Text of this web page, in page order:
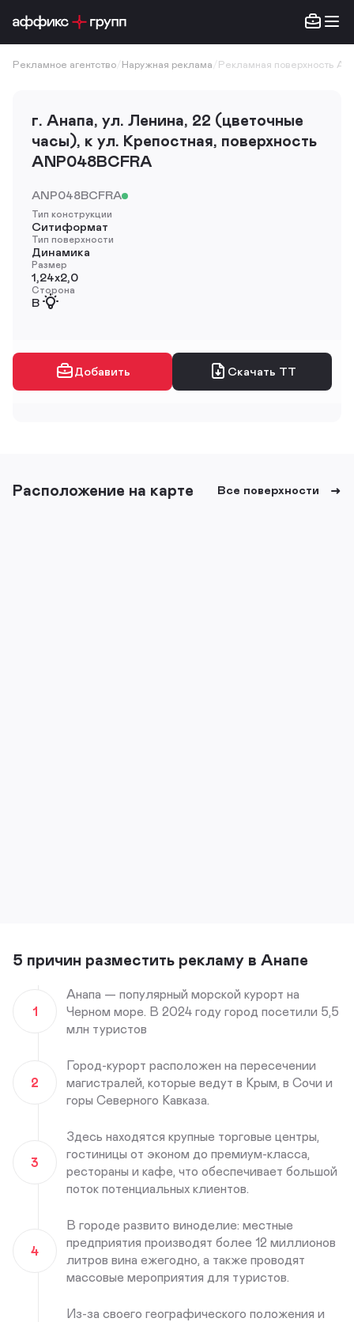
Рекламное агентство Наружная реклама Рекламная поверхность
г. Анапа, ул. Ленина, 22 (цветочные
часы), к ул. Крепостная, поверхность
ANP048BCFRA
ANP048BCFRA
Тип конструкции
Ситиформат
Тип поверхности
Динамика
Размер
1,24х2,0
Сторона
B
Добавить Скачать ТТ
Расположение на карте Все поверхности
5 причин разместить рекламу в Анапе
1
Анапа — популярный морской курорт на
Черном море. В 2024 году город посетили 5,5
млн туристов
2
Город-курорт расположен на пересечении
магистралей, которые ведут в Крым, в Сочи и
горы Северного Кавказа.
3
Здесь находятся крупные торговые центры,
гостиницы от эконом до премиум-класса,
рестораны и кафе, что обеспечивает большой
поток потенциальных клиентов.
4
В городе развито виноделие: местные
предприятия производят более 12 миллионов
литров вина ежегодно, а также проводят
массовые мероприятия для туристов.
Из-за своего географического положения и